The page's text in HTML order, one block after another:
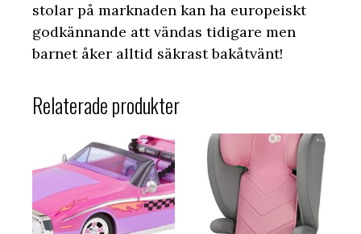
stolar på marknaden kan ha europeiskt
godkännande att vändas tidigare men
barnet åker alltid säkrast bakåtvänt!
Relaterade produkter